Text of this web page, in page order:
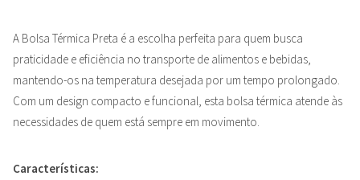
A Bolsa Térmica Preta é a escolha perfeita para quem busca
praticidade e eficiência no transporte de alimentos e bebidas,
mantendo-os na temperatura desejada por um tempo prolongado.
Com um design compacto e funcional, esta bolsa térmica atende às
necessidades de quem está sempre em movimento.
Características: